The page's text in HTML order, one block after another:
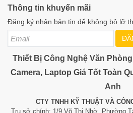
Thông tin khuyến mãi
Đăng ký nhận bản tin để không bỏ lỡ
Thiết Bị Công Nghệ Văn
Camera, Laptop Giá Tốt Toàn
Anh
CTY TNHH KỸ THUẬT VÀ
Trụ sở chính: 1/9 Võ Thị Nhờ, Phường